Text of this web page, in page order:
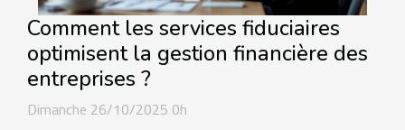
Comment les services fiduciaires
optimisent la gestion financière des
entreprises ?
Dimanche 26/10/2025 0h